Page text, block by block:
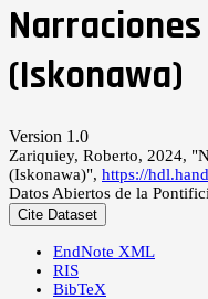
(Iskonawa)
Version 1.0
Zariquiey, Roberto, 2024,
(Iskonawa)", https://
Datos Abiertos de la
Cite Dataset
EndNote XML
RIS
BibTeX